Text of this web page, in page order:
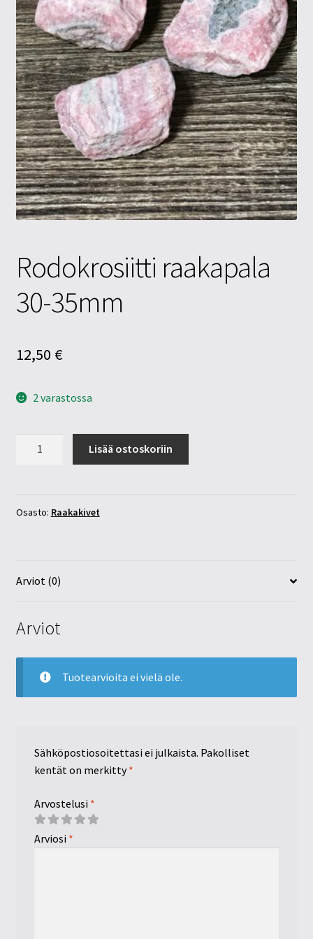
Tietosuojaseloste
Tuotteet
Yritysinfo
Rodokrosiitti raakapala
30-35mm
12,50 €
2 varastossa
määrä
Lisää ostoskoriin
Osasto: Raakakivet
Arviot (0)
Arviot
Tuotearvioita ei vielä ole.
Sähköpostiosoitettasi ei julkaista. Pakolliset
kentät on merkitty*
Arvostelusi *
Arviosi *